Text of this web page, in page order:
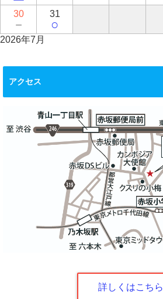
30
－
31
○
2026年7月
アクセス
詳しくはこちら